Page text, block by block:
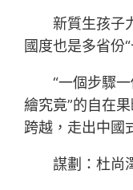
新質生孩子
國度也是多省份
“一個步驟
繪究竟”的自在
跨越，走出中國
謀劃：杜尚